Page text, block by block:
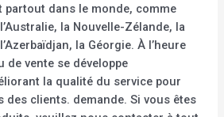
dans le monde, comme
la Nouvelle-Zélande, la
la Géorgie. À l’heure
de vente se développe
la qualité du service pour
des clients. demande. Si vous êtes